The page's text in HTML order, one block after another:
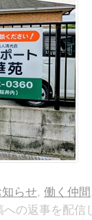
知らせ, 働く仲間
への返事を配信